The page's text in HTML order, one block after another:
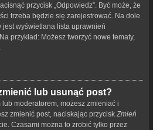
przycisk „Odpowiedz”. Być może, że
trzeba będzie się zarejestrować. Na dole
jest wyświetlana lista uprawnień
przykład: Możesz tworzyć nowe tematy,
lub usunąć post?
moderatorem, możesz zmieniać i
zmienić post, naciskając przycisk Zmień
Czasami można to zrobić tylko przez